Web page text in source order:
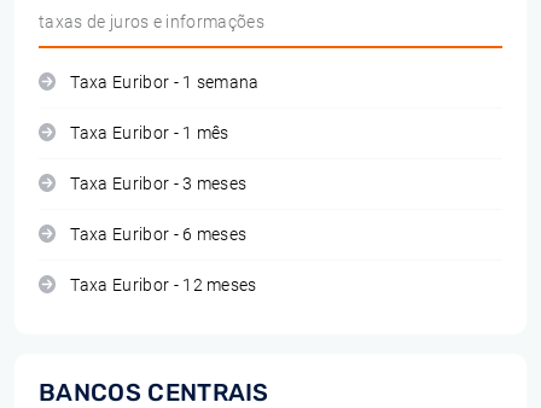
taxas de juros e informações
Taxa Euribor - 1 semana
Taxa Euribor - 1 mês
Taxa Euribor - 3 meses
Taxa Euribor - 6 meses
Taxa Euribor - 12 meses
BANCOS CENTRAIS